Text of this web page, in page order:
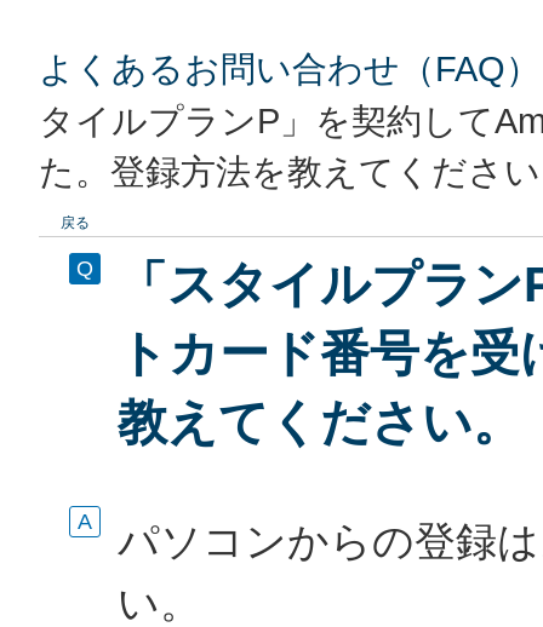
よくあるお問い合わせ（FAQ）
タイルプランP」を契約して
た。登録方法を教えてくださ
戻る
「スタイルプラ
トカード番号を
教えてください。
パソコンからの登録
い。